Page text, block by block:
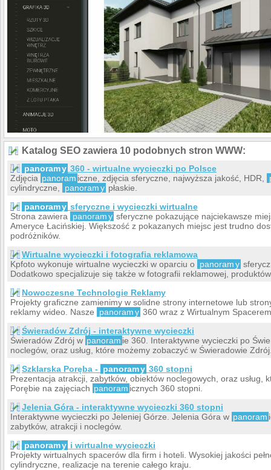
Katalog SEO zawiera 10 podobnych stron WWW:
panoramy 360 - wirtualne wycieczki po Polsce
Zdjęcia panoram iczne, zdjęcia sferyczne, najwyższa jakość, HDR,
cylindryczne,
panoramy płaskie.
panoramy sferyczne i wycieczki wirtualne
Strona zawiera
panoramy sferyczne pokazujące najciekawsze
Ameryce Łacińskiej. Większość z pokazanych miejsc jest trudno
podróżników.
Wirtualne wycieczki i fotografia reklamowa
Kpfoto wykonuje wirtualne wycieczki w oparciu o
panoramy
Dodatkowo specjalizuje się także w fotografii reklamowej,
Nowoczesne Technologie Reklamy
Projekty graficzne zamienimy w solidne strony internetowe lub
reklamy wideo. Nasze
panoramy 360 wraz z Wirtualnym
Świeradów Zdrój - interaktywne wycieczki
Świeradów Zdrój w panoram ie 360. Interaktywne wycieczki po
noclegów, oraz usług, które możemy zobaczyć w Świeradowie
Szklarska Poręba -
panoramy 360 stopni
Prezentacja atrakcji, zabytków, obiektów noclegowych, oraz usług,
Porębie na zajęciach panoram icznych 360 stopni.
Jelenia Góra - interaktywne wycieczki 360 stopni
Interaktywne wycieczki po Jeleniej Górze. Jelenia Góra w panoram
zabytków, atrakcji i noclegów.
panoramy i wirtualne wycieczki
Projekty wirtualnych spacerów dla firm i hoteli. Wysokiej jakości
cylindryczne, realizacje na terenie całego kraju.